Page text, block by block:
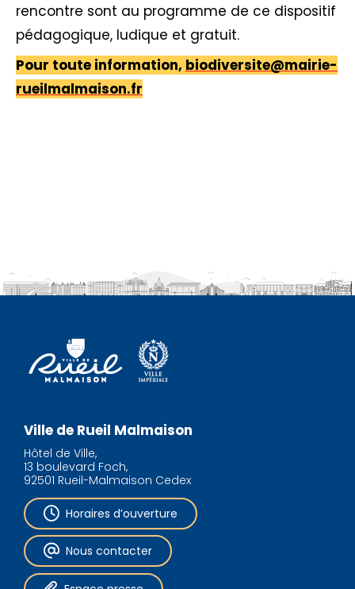
rencontre sont au programme de ce dispositif
pédagogique, ludique et gratuit.
Pour toute information, biodiversite@mairie-
rueilmalmaison.fr
Ville de Rueil Malmaison
Hôtel de Ville,
13 boulevard Foch,
92501 Rueil-Malmaison Cedex
Horaires d’ouverture
Nous contacter